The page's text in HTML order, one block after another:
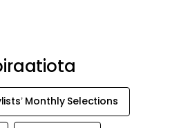
Monthly Selections